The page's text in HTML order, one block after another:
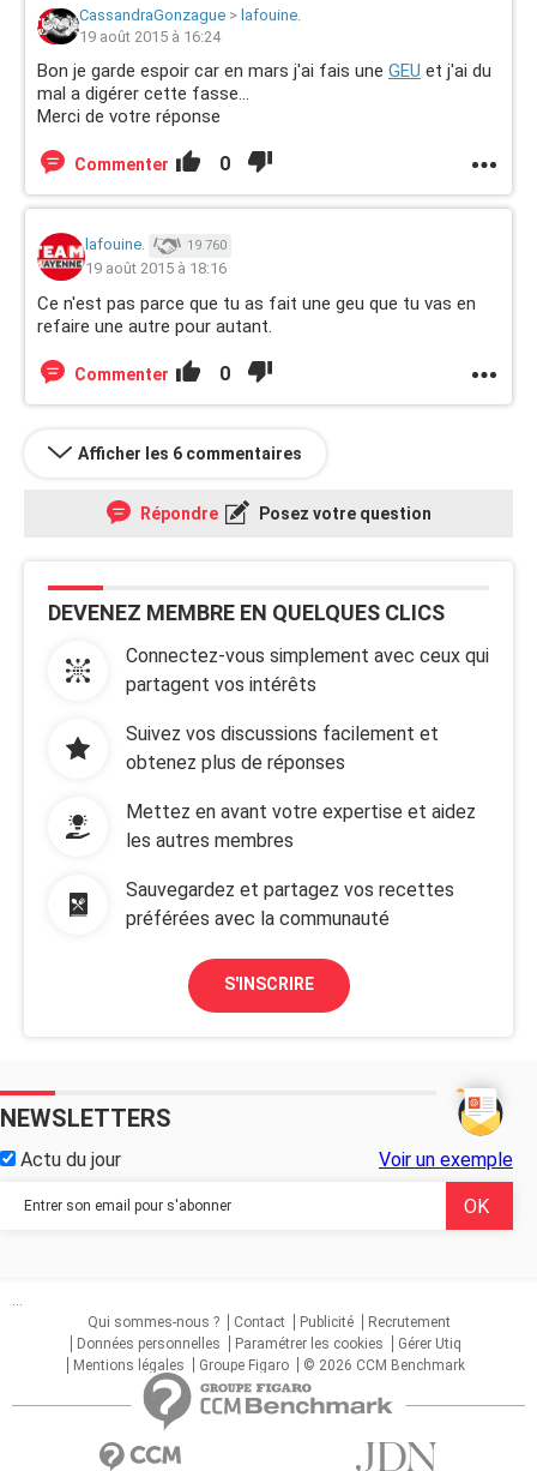
CassandraGonzague > lafouine.
19 août 2015 à 16:24
Bon je garde espoir car en mars j'ai fais une GEU et j'ai du
mal a digérer cette fasse...
Merci de votre réponse
Commenter 0
lafouine. 19 760
19 août 2015 à 18:16
Ce n'est pas parce que tu as fait une geu que tu vas en
refaire une autre pour autant.
Commenter 0
Afficher les 6 commentaires
Répondre Posez votre question
DEVENEZ MEMBRE EN QUELQUES CLICS
Connectez-vous simplement avec ceux qui
partagent vos intérêts
Suivez vos discussions facilement et
obtenez plus de réponses
Mettez en avant votre expertise et aidez
les autres membres
Sauvegardez et partagez vos recettes
préférées avec la communauté
S'INSCRIRE
NEWSLETTERS
Actu du jour Voir un exemple
...
Qui sommes-nous ?
Contact Publicité
Recrutement
Données personnelles
Paramétrer les cookies
Gérer Utiq
Mentions légales
Groupe Figaro © 2026 CCM Benchmark